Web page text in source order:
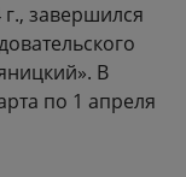
завершился
В
по 1 апреля